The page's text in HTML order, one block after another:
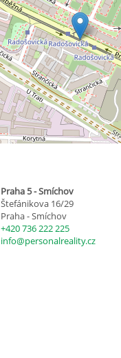
Praha 5 - Smíchov
Štefánikova 16/29
Praha - Smíchov
+420 736 222 225
info@personalreality.cz